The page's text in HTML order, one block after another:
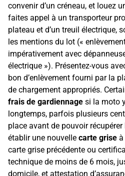
convenir d’un créneau, et louez
faites appel à un transporteur
plateau et d’un treuil électrique,
les mentions du lot («
impérativement avec
électrique »). Présentez-vous
bon d’enlèvement fourni par la
de chargement appropriés.
frais de gardiennage si la moto
longtemps, parfois plusieurs
place avant de pouvoir
établir une nouvelle carte grise à
carte grise précédente ou
technique de moins de 6 mois,
domicile, et attestation